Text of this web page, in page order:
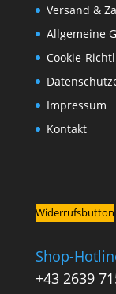
Versand &
Allgemeine
Cookie-
Impressum
Kontakt
Widerrufsbutton
Shop-
+43 2639